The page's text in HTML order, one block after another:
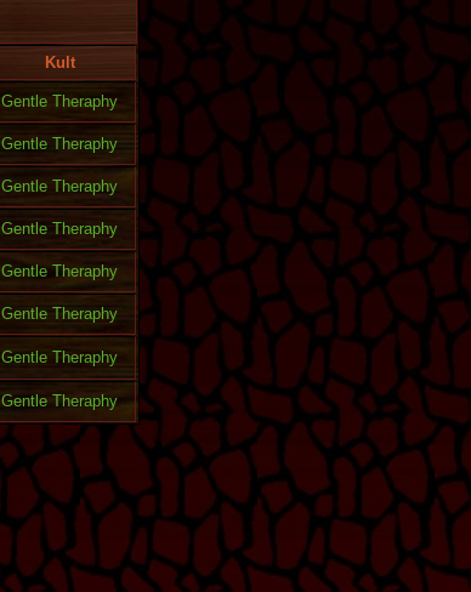
Kult
Gentle Theraphy
Gentle Theraphy
Gentle Theraphy
Gentle Theraphy
Gentle Theraphy
Gentle Theraphy
Gentle Theraphy
Gentle Theraphy